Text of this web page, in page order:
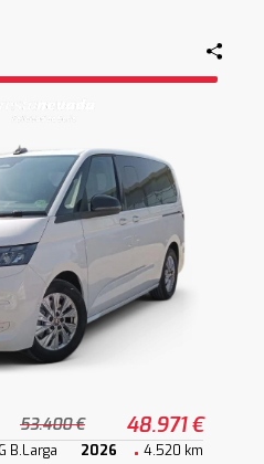
53.400 € 48.971 €
B.Larga 2026 4.520 km